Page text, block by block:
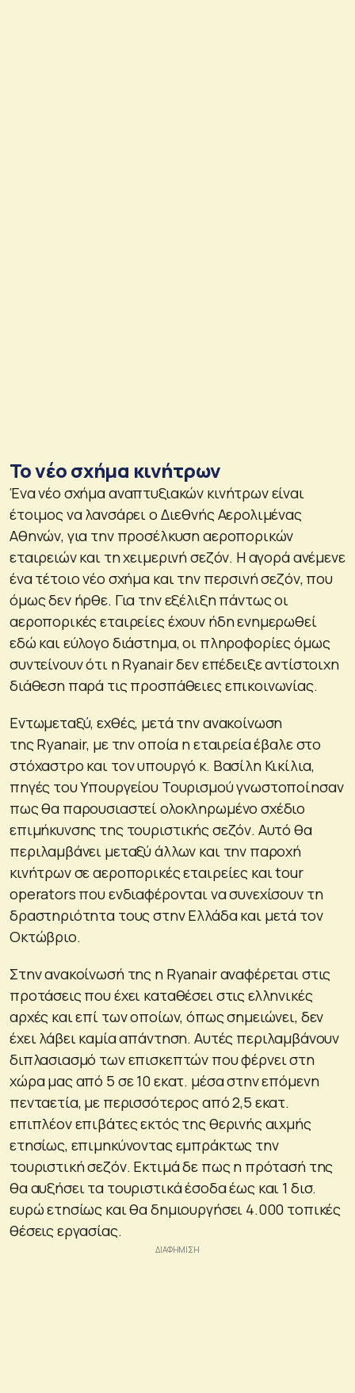
Το νέο σχήμα κινήτρων
Ένα νέο σχήμα αναπτυξιακών κινήτρων είναι
έτοιμος να λανσάρει ο Διεθνής Αερολιμένας
Αθηνών, για την προσέλκυση αεροπορικών
εταιρειών και τη χειμερινή σεζόν. Η αγορά ανέμενε
ένα τέτοιο νέο σχήμα και την περσινή σεζόν, που
όμως δεν ήρθε. Για την εξέλιξη πάντως οι
αεροπορικές εταιρείες έχουν ήδη ενημερωθεί
εδώ και εύλογο διάστημα, οι πληροφορίες όμως
συντείνουν ότι η Ryanair δεν επέδειξε αντίστοιχη
διάθεση παρά τις προσπάθειες επικοινωνίας.
Εντωμεταξύ, εχθές, μετά την ανακοίνωση
της Ryanair, με την οποία η εταιρεία έβαλε στο
στόχαστρο και τον υπουργό κ. Βασίλη Κικίλια,
πηγές του Υπουργείου Τουρισμού γνωστοποίησαν
πως θα παρουσιαστεί ολοκληρωμένο σχέδιο
επιμήκυνσης της τουριστικής σεζόν. Αυτό θα
περιλαμβάνει μεταξύ άλλων και την παροχή
κινήτρων σε αεροπορικές εταιρείες και tour
operators που ενδιαφέρονται να συνεχίσουν τη
δραστηριότητα τους στην Ελλάδα και μετά τον
Οκτώβριο.
Στην ανακοίνωσή της η Ryanair αναφέρεται στις
προτάσεις που έχει καταθέσει στις ελληνικές
αρχές και επί των οποίων, όπως σημειώνει, δεν
έχει λάβει καμία απάντηση. Αυτές περιλαμβάνουν
διπλασιασμό των επισκεπτών που φέρνει στη
χώρα μας από 5 σε 10 εκατ. μέσα στην επόμενη
πενταετία, με περισσότερος από 2,5 εκατ.
επιπλέον επιβάτες εκτός της θερινής αιχμής
ετησίως, επιμηκύνοντας εμπράκτως την
τουριστική σεζόν. Εκτιμά δε πως η πρότασή της
θα αυξήσει τα τουριστικά έσοδα έως και 1 δισ.
ευρώ ετησίως και θα δημιουργήσει 4.000 τοπικές
θέσεις εργασίας.